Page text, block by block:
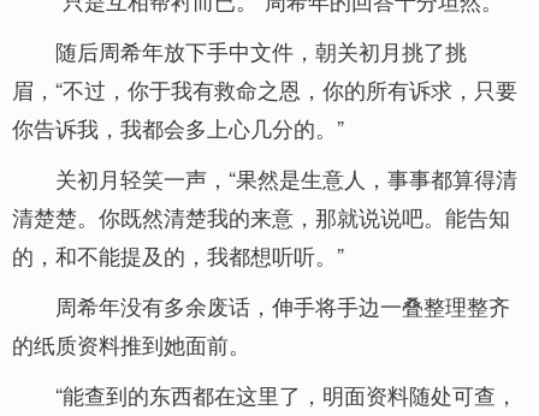
随后周希年放下手中文件，朝关初月挑了挑
眉，“不过，你于我有救命之恩，你的所有诉求，只要
你告诉我，我都会多上心几分的。”
关初月轻笑一声，“果然是生意人，事事都算得清
清楚楚。你既然清楚我的来意，那就说说吧。能告知
的，和不能提及的，我都想听听。”
周希年没有多余废话，伸手将手边一叠整理整齐
的纸质资料推到她面前。
“能查到的东西都在这里了，明面资料随处可查，